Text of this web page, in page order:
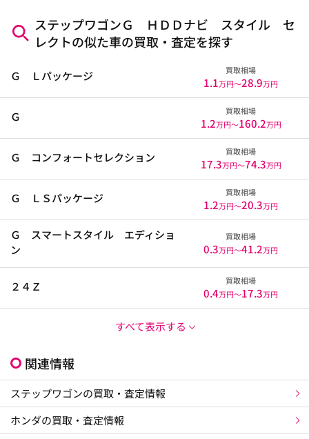
ステップワゴンＧ ＨＤＤナビ スタイル セ
レクトの似た車の買取・査定を探す
Ｇ Ｌパッケージ 買取相場
1.1万円〜28.9万円
Ｇ 買取相場
1.2万円〜160.2万円
Ｇ コンフォートセレクション 買取相場
17.3万円〜74.3万円
Ｇ ＬＳパッケージ 買取相場
1.2万円〜20.3万円
Ｇ スマートスタイル エディショ
ン
買取相場
0.3万円〜41.2万円
２４Ｚ 買取相場
0.4万円〜17.3万円
すべて表示する
関連情報
ステップワゴンの買取・査定情報
ホンダの買取・査定情報